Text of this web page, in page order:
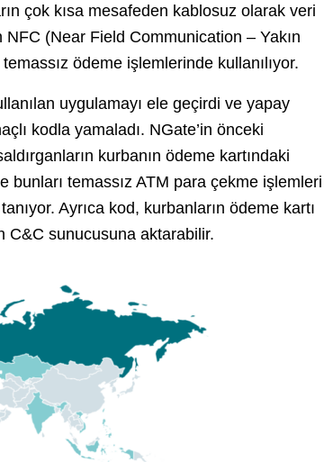
çok kısa mesafeden kablosuz olarak veri
NFC (Near Field Communication – Yakın
ödeme işlemlerinde kullanılıyor.
uygulamayı ele geçirdi ve yapay
kodla yamaladı. NGate’in önceki
kurbanın ödeme kartındaki
bunları temassız ATM para çekme işlemleri
Ayrıca kod, kurbanların ödeme kartı
C&C sunucusuna aktarabilir.